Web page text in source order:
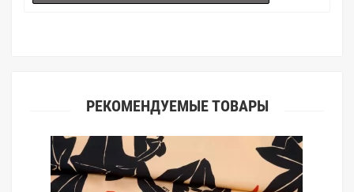
(ателье), то данная услуга поможет Вам улучшить работу с
РЕКОМЕНДУЕМЫЕ ТОВАРЫ